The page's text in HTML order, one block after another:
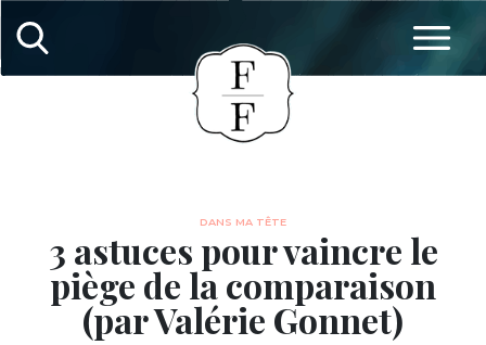
DANS MA TÊTE
3 astuces pour vaincre le
piège de la comparaison
(par Valérie Gonnet)